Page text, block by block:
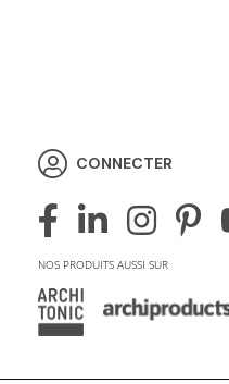
CONNECTER
NOS PRODUITS AUSSI SUR